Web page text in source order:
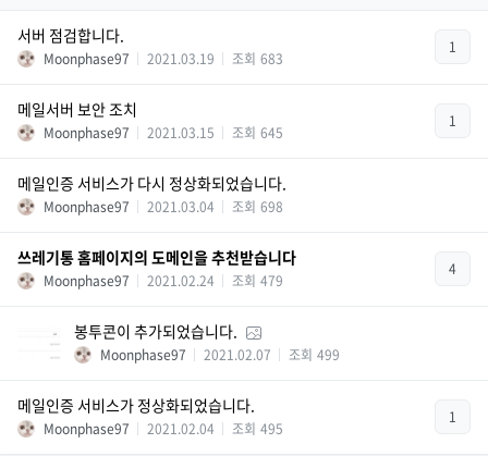
서버 점검합니다.
Moonphase97 2021.03.19 조회 683
1
메일서버 보안 조치
Moonphase97 2021.03.15 조회 645
1
메일인증 서비스가 다시 정상화되었습니다.
Moonphase97 2021.03.04 조회 698
쓰레기통 홈페이지의 도메인을 추천받습니다
Moonphase97 2021.02.24 조회 479
4
봉투콘이 추가되었습니다.
Moonphase97 2021.02.07 조회 499
메일인증 서비스가 정상화되었습니다.
Moonphase97 2021.02.04 조회 495
1